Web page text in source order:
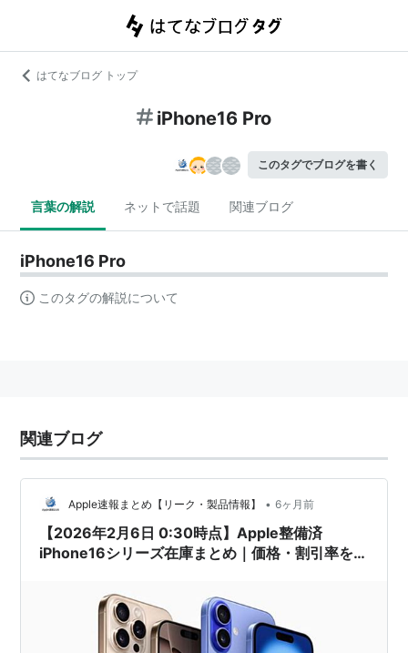
はてなブログ トップ
iPhone16 Pro
このタグでブログを書く
言葉の解説 ネットで話題 関連ブログ
iPhone16 Pro
このタグの解説について
関連ブログ
Apple速報まとめ【リーク・製品情報】 • 6ヶ月前
【2026年2月6日 0:30時点】Apple整備済
iPhone16シリーズ在庫まとめ｜価格・割引率を比